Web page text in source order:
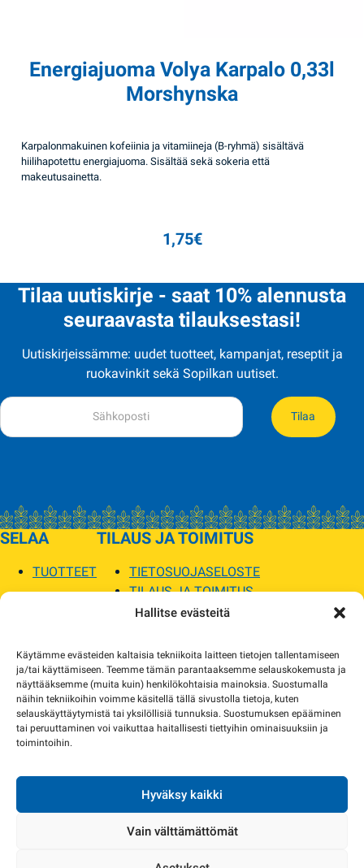
Hallitse evästeitä
Käytämme evästeiden kaltaisia tekniikoita laitteen tietojen tallentamiseen
ja/tai käyttämiseen. Teemme tämän parantaaksemme selauskokemusta ja
näyttääksemme (muita kuin) henkilökohtaisia mainoksia. Suostumalla
näihin tekniikoihin voimme käsitellä tällä sivustolla tietoja, kuten
selauskäyttäytymistä tai yksilöllisiä tunnuksia. Suostumuksen epääminen
tai peruuttaminen voi vaikuttaa haitallisesti tiettyihin ominaisuuksiin ja
toimintoihin.
Hyväksy kaikki
Vain välttämättömät
Energiajuoma Volya Karpalo 0,33l
Morshynska
Karpalonmakuinen kofeiinia ja vitamiineja (B-ryhmä) sisältävä
hiilihapotettu energiajuoma. Sisältää sekä sokeria että
makeutusainetta.
1,75€
Tilaa uutiskirje - saat 10% alennusta
seuraavasta tilauksestasi!
Uutiskirjeissämme: uudet tuotteet, kampanjat, reseptit ja
ruokavinkit sekä Sopilkan uutiset.
Tilaa
SELAA
TUOTTEET
TILAUS JA TOIMITUS
TIETOSUOJASELOSTE
TILAUS JA TOIMITUS
TOIMITUSEHDOT
MYYMÄLÄT JA YHTEYSTIEDOT
USEIN KYSYTYT
AJANKOHTAISTA
yhteyttä ja sovimme korvaavista tuotteista.